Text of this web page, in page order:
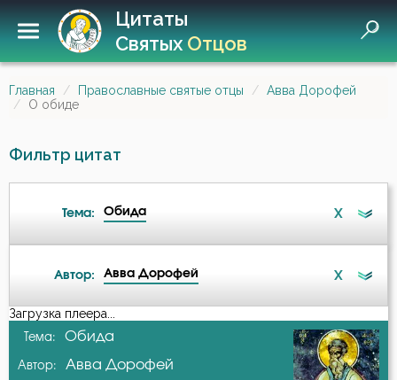
Цитаты
СвятыхОтцов
Главная Православные святые отцы
Авва Дорофей
О обиде
Фильтр цитат
Тема: Обида X
Беседа
Автор: Авва Дорофей X
А-я
Авва Дорофей
Загрузка плеера...
Тема: Обида
Автор: Авва Дорофей